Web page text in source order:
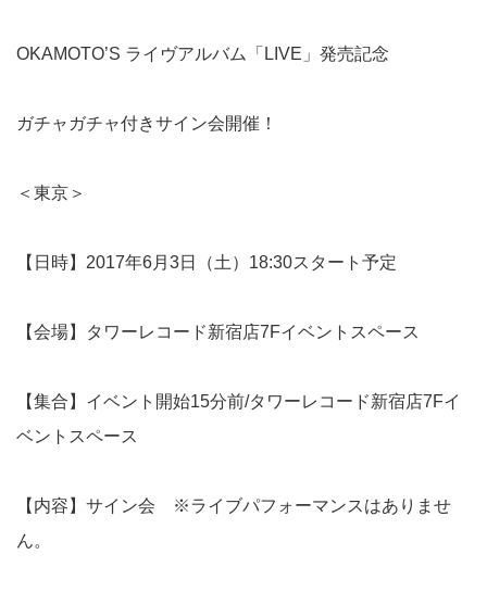
OKAMOTO’S ライヴアルバム「LIVE」発売記念
ガチャガチャ付きサイン会開催！
＜東京＞
【日時】2017年6月3日（土）18:30スタート予定
【会場】タワーレコード新宿店7Fイベントスペース
【集合】イベント開始15分前/タワーレコード新宿店7Fイ
ベントスペース
【内容】サイン会 ※ライブパフォーマンスはありませ
ん。